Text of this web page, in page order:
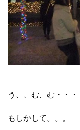
う、、む、む・・・
もしかして。。。